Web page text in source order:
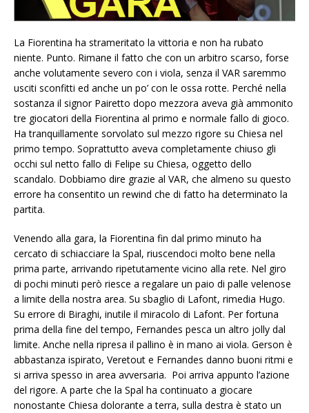
La Fiorentina ha strameritato la vittoria e non ha rubato
niente. Punto. Rimane il fatto che con un arbitro scarso, forse
anche volutamente severo con i viola, senza il VAR saremmo
usciti sconfitti ed anche un po’ con le ossa rotte. Perché nella
sostanza il signor Pairetto dopo mezzora aveva già ammonito
tre giocatori della Fiorentina al primo e normale fallo di gioco.
Ha tranquillamente sorvolato sul mezzo rigore su Chiesa nel
primo tempo. Soprattutto aveva completamente chiuso gli
occhi sul netto fallo di Felipe su Chiesa, oggetto dello
scandalo. Dobbiamo dire grazie al VAR, che almeno su questo
errore ha consentito un rewind che di fatto ha determinato la
partita.
Venendo alla gara, la Fiorentina fin dal primo minuto ha
cercato di schiacciare la Spal, riuscendoci molto bene nella
prima parte, arrivando ripetutamente vicino alla rete. Nel giro
di pochi minuti però riesce a regalare un paio di palle velenose
a limite della nostra area. Su sbaglio di Lafont, rimedia Hugo.
Su errore di Biraghi, inutile il miracolo di Lafont. Per fortuna
prima della fine del tempo, Fernandes pesca un altro jolly dal
limite. Anche nella ripresa il pallino è in mano ai viola. Gerson è
abbastanza ispirato, Veretout e Fernandes danno buoni ritmi e
si arriva spesso in area avversaria. Poi arriva appunto l’azione
del rigore. A parte che la Spal ha continuato a giocare
nonostante Chiesa dolorante a terra, sulla destra è stato un